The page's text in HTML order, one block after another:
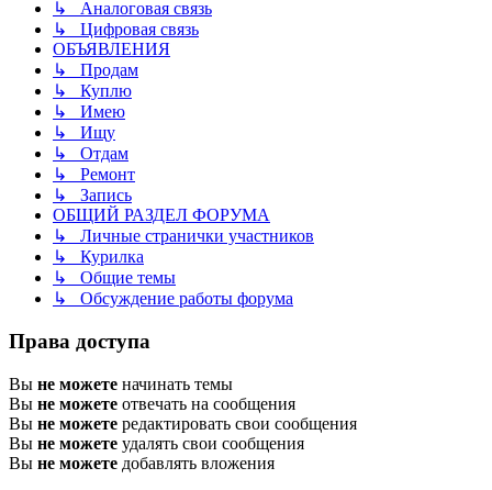
↳ Аналоговая связь
↳ Цифровая связь
ОБЪЯВЛЕНИЯ
↳ Продам
↳ Куплю
↳ Имею
↳ Ищу
↳ Отдам
↳ Ремонт
↳ Запись
ОБЩИЙ РАЗДЕЛ ФОРУМА
↳ Личные странички участников
↳ Курилка
↳ Общие темы
↳ Обсуждение работы форума
Права доступа
Вы не можете начинать темы
Вы не можете отвечать на сообщения
Вы не можете редактировать свои сообщения
Вы не можете удалять свои сообщения
Вы не можете добавлять вложения